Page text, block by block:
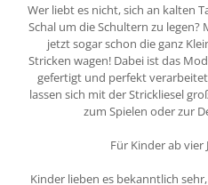
Wer liebt es nicht, sich an kalten
Schal um die Schultern zu
jetzt sogar schon die ganz
Stricken wagen! Dabei ist das
gefertigt und perfekt
lassen sich mit der Strickliesel
zum Spielen oder zur
Für Kinder ab vier
Kinder lieben es bekanntlich